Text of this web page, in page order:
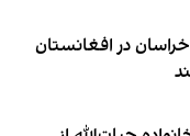
در افغانستان